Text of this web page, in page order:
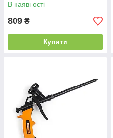
В наявності
809 ₴
Купити